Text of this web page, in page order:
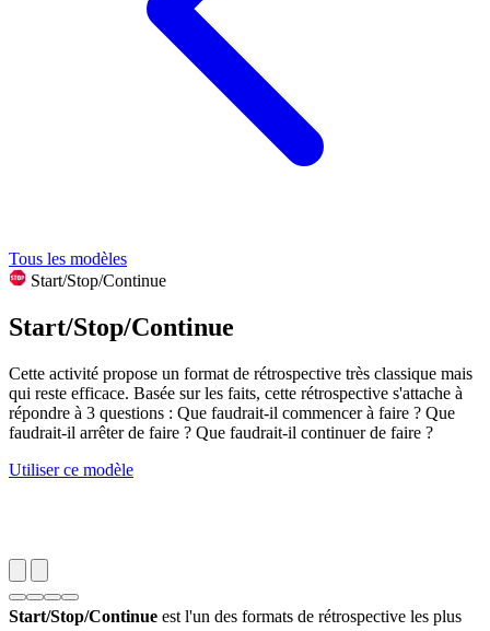
Tous les modèles
Start/Stop/Continue
Start/Stop/Continue
Cette activité propose un format de rétrospective très classique mais
qui reste efficace. Basée sur les faits, cette rétrospective s'attache à
répondre à 3 questions : Que faudrait-il commencer à faire ? Que
faudrait-il arrêter de faire ? Que faudrait-il continuer de faire ?
Utiliser ce modèle
Start/Stop/Continue est l'un des formats de rétrospective les plus